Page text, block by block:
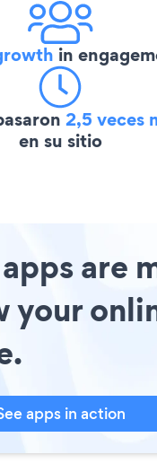
in
2,5 veces
en su sitio
are
your
apps in action